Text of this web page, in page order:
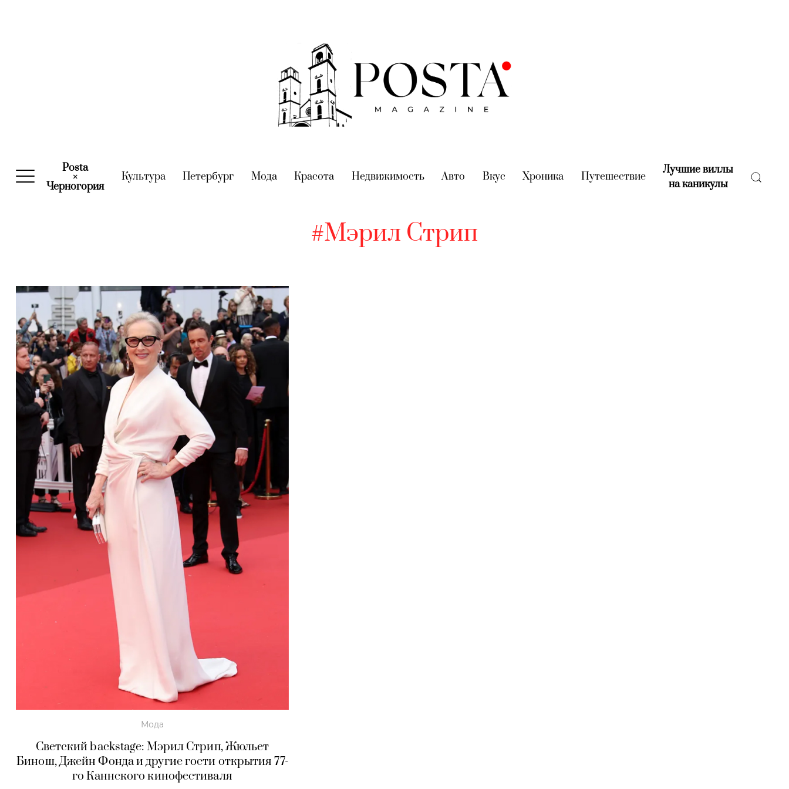
Posta
×
Черногория(current)
Культура(current)
Петербург (current)
Мода(current)
Красота (current)
Недвижимость(current)
Авто (current)
Вкус (current)
Хроника (current)
Путешествие(current)
Лучшие виллы
на каникулы(current)
#Мэрил Стрип
Мода
Светский backstage: Мэрил Стрип, Жюльет
Бинош, Джейн Фонда и другие гости открытия 77-
го Каннского кинофестиваля